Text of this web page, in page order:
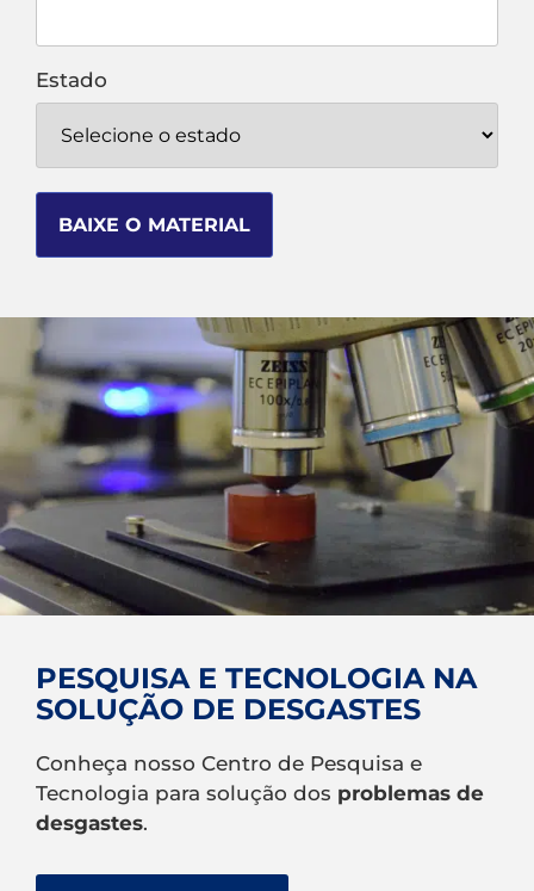
Estado
PESQUISA E TECNOLOGIA NA
SOLUÇÃO DE DESGASTES
Conheça nosso Centro de Pesquisa e
Tecnologia para solução dos problemas de
desgastes.